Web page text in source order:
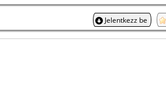
Jelentkezz be